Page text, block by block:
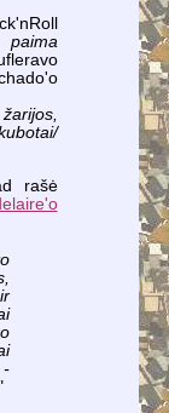
rašė
-